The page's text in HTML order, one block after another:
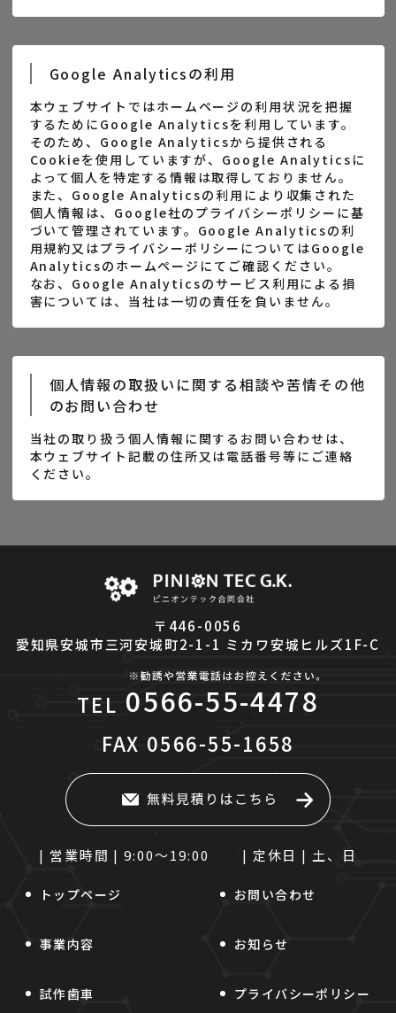
Google Analyticsの利用
本ウェブサイトではホームページの利用状況を把握
するためにGoogle Analyticsを利用しています。
そのため、Google Analyticsから提供される
Cookieを使用していますが、Google Analyticsに
よって個人を特定する情報は取得しておりません。
また、Google Analyticsの利用により収集された
個人情報は、Google社のプライバシーポリシーに基
づいて管理されています。Google Analyticsの利
用規約又はプライバシーポリシーについてはGoogle
Analyticsのホームページにてご確認ください。
なお、Google Analyticsのサービス利用による損
害については、当社は一切の責任を負いません。
個人情報の取扱いに関する相談や苦情その他
のお問い合わせ
当社の取り扱う個人情報に関するお問い合わせは、
本ウェブサイト記載の住所又は電話番号等にご連絡
ください。
〒446-0056
愛知県安城市三河安城町2-1-1 ミカワ安城ヒルズ1F-C
TEL 0566-55-4478
FAX 0566-55-1658
| 営業時間 | 9:00～19:00 | 定休日 | 土、日
トップページ
事業内容
試作歯車
お問い合わせ
お知らせ
プライバシーポリシー